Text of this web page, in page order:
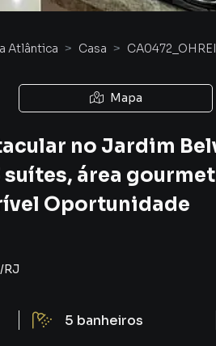
Atlântica Casa CA0472_OHREI
Mapa
no Jardim
suítes, área
Oportunidade
/RJ
5 banheiros